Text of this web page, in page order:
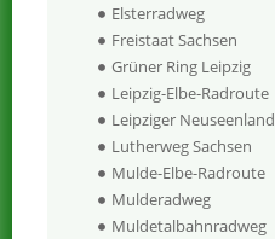
Elsterradweg
Freistaat Sachsen
Grüner Ring Leipzig
Leipzig-Elbe-Radroute
Leipziger Neuseenland
Lutherweg Sachsen
Mulde-Elbe-Radroute
Mulderadweg
Muldetalbahnradweg